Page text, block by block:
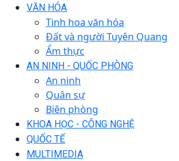
VĂN HÓA
Tinh hoa văn hóa
Đất và người Tuyên Quang
Ẩm thực
AN NINH - QUỐC PHÒNG
An ninh
Quân sự
Biên phòng
KHOA HỌC - CÔNG NGHỆ
QUỐC TẾ
MULTIMEDIA